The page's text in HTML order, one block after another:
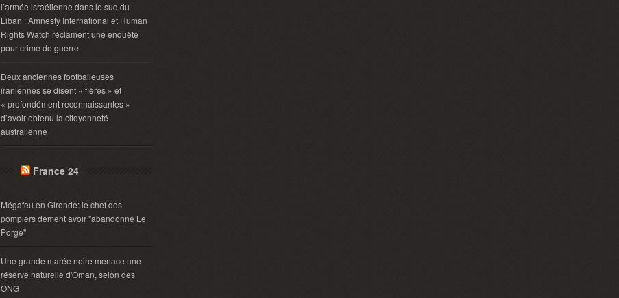
l’armée israélienne dans le sud du
Liban : Amnesty International et Human
Rights Watch réclament une enquête
pour crime de guerre
Deux anciennes footballeuses
iraniennes se disent « fières » et
« profondément reconnaissantes »
d’avoir obtenu la citoyenneté
australienne
France 24
Mégafeu en Gironde: le chef des
pompiers dément avoir "abandonné Le
Porge"
Une grande marée noire menace une
réserve naturelle d'Oman, selon des
ONG